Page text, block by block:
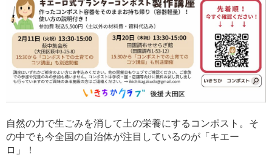
自然の力で生ごみを消して土の栄養にするコンポスト。そ
の中でも今全国の自治体が注目しているのが「キエー
ロ」！